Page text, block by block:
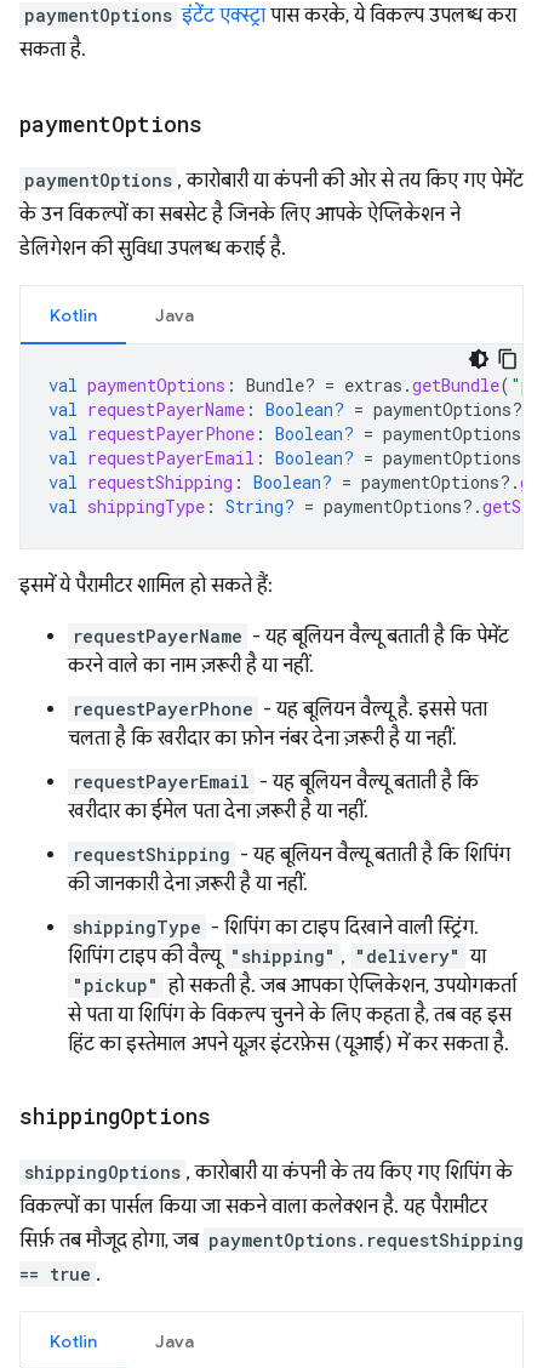
paymentOptions इंटेंट एक्स्ट्रापास करके, ये विकल्प उपलब्ध करा
सकता है.
paymentOptions
paymentOptions , कारोबारी या कंपनी की ओर से तय किए गए पेमेंट
के उन विकल्पों का सबसेट है जिनके लिए आपके ऐप्लिकेशन ने
डेलिगेशन की सुविधा उपलब्ध कराई है.
Kotlin Java
val paymentOptions : Bundle? = extras .getBundle(
val requestPayerName : Boolean? = paymentOptions?.
val requestPayerPhone : Boolean? = paymentOptions
val requestPayerEmail : Boolean? = paymentOptions
val requestShipping : Boolean? = paymentOptions?.
val shippingType : String? = paymentOptions?.
इसमें ये पैरामीटर शामिल हो सकते हैं:
requestPayerName - यह बूलियन वैल्यू बताती है कि पेमेंट
करने वाले का नाम ज़रूरी है या नहीं.
requestPayerPhone - यह बूलियन वैल्यू है. इससे पता
चलता है कि खरीदार का फ़ोन नंबर देना ज़रूरी है या नहीं.
requestPayerEmail - यह बूलियन वैल्यू बताती है कि
खरीदार का ईमेल पता देना ज़रूरी है या नहीं.
requestShipping - यह बूलियन वैल्यू बताती है कि शिपिंग
की जानकारी देना ज़रूरी है या नहीं.
shippingType - शिपिंग का टाइप दिखाने वाली स्ट्रिंग.
शिपिंग टाइप की वैल्यू "shipping" , "delivery" या
"pickup" हो सकती है. जब आपका ऐप्लिकेशन, उपयोगकर्ता
से पता या शिपिंग के विकल्प चुनने के लिए कहता है, तब वह इस
हिंट का इस्तेमाल अपने यूज़र इंटरफ़ेस (यूआई) में कर सकता है.
shippingOptions
shippingOptions , कारोबारी या कंपनी के तय किए गए शिपिंग के
विकल्पों का पार्सल किया जा सकने वाला कलेक्शन है. यह पैरामीटर
सिर्फ़ तब मौजूद होगा, जब paymentOptions.requestShipping
== true .
Kotlin Java